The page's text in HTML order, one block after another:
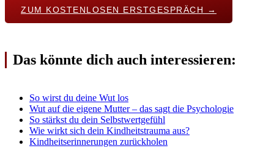
ZUM KOSTENLOSEN ERSTGESPRÄCH →
Das könnte dich auch interessieren:
So wirst du deine Wut los
Wut auf die eigene Mutter – das sagt die Psychologie
So stärkst du dein Selbstwertgefühl
Wie wirkt sich dein Kindheitstrauma aus?
Kindheitserinnerungen zurückholen